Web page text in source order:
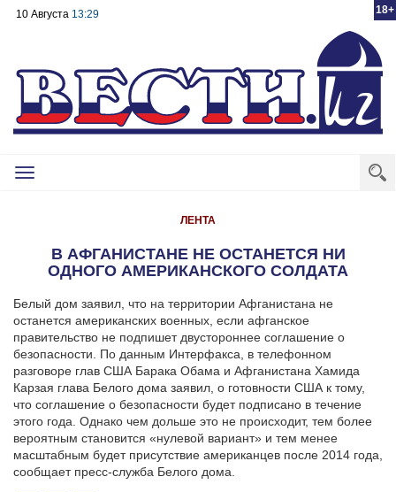
18+
10 Августа 13:29
Toggle
ЛЕНТА
В АФГАНИСТАНЕ НЕ ОСТАНЕТСЯ НИ
ОДНОГО АМЕРИКАНСКОГО СОЛДАТА
Белый дом заявил, что на территории Афганистана не
останется американских военных, если афганское
правительство не подпишет двустороннее соглашение о
безопасности. По данным Интерфакса, в телефонном
разговоре глав США Барака Обама и Афганистана Хамида
Карзая глава Белого дома заявил, о готовности США к тому,
что соглашение о безопасности будет подписано в течение
этого года. Однако чем дольше это не происходит, тем более
вероятным становится «нулевой вариант» и тем менее
масштабным будет присутствие американцев после 2014 года,
сообщает пресс-служба Белого дома.